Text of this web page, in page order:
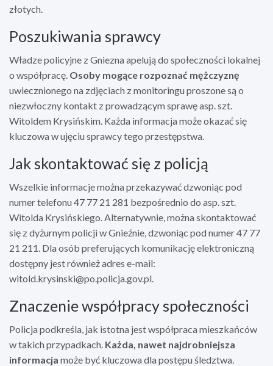
złotych.
Poszukiwania sprawcy
Władze policyjne z Gniezna apelują do społeczności lokalnej
o współpracę. Osoby mogące rozpoznać mężczyznę
uwiecznionego na zdjęciach z monitoringu proszone są o
niezwłoczny kontakt z prowadzącym sprawę asp. szt.
Witoldem Krysińskim. Każda informacja może okazać się
kluczowa w ujęciu sprawcy tego przestępstwa.
Jak skontaktować się z policją
Wszelkie informacje można przekazywać dzwoniąc pod
numer telefonu 47 77 21 281 bezpośrednio do asp. szt.
Witolda Krysińskiego. Alternatywnie, można skontaktować
się z dyżurnym policji w Gnieźnie, dzwoniąc pod numer 47 77
21 211. Dla osób preferujących komunikację elektroniczną
dostępny jest również adres e-mail:
witold.krysinski@po.policja.gov.pl.
Znaczenie współpracy społeczności
Policja podkreśla, jak istotna jest współpraca mieszkańców
w takich przypadkach. Każda, nawet najdrobniejsza
informacja może być kluczowa dla postępu śledztwa.